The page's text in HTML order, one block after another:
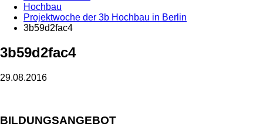
Hochbau
Projektwoche der 3b Hochbau in Berlin
3b59d2fac4
3b59d2fac4
29.08.2016
BILDUNGSANGEBOT